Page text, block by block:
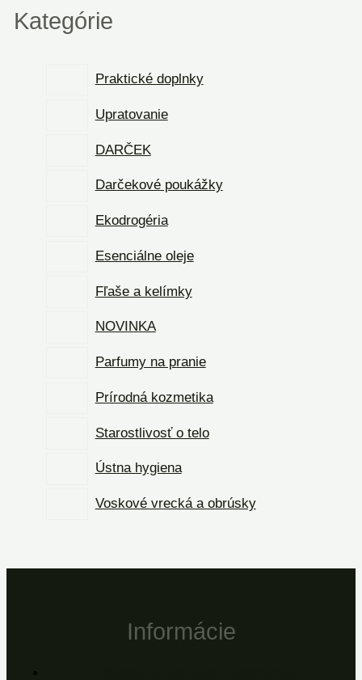
Kategórie
Praktické doplnky
Upratovanie
DARČEK
Darčekové poukážky
Ekodrogéria
Esenciálne oleje
Fľaše a kelímky
NOVINKA
Parfumy na pranie
Prírodná kozmetika
Starostlivosť o telo
Ústna hygiena
Voskové vrecká a obrúsky
Informácie